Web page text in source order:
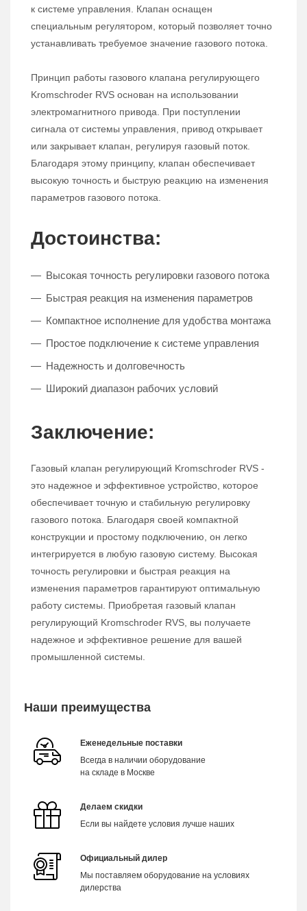
к системе управления. Клапан оснащен
специальным регулятором, который позволяет точно
устанавливать требуемое значение газового потока.
Принцип работы газового клапана регулирующего
Kromschroder RVS основан на использовании
электромагнитного привода. При поступлении
сигнала от системы управления, привод открывает
или закрывает клапан, регулируя газовый поток.
Благодаря этому принципу, клапан обеспечивает
высокую точность и быструю реакцию на изменения
параметров газового потока.
Достоинства:
Высокая точность регулировки газового потока
Быстрая реакция на изменения параметров
Компактное исполнение для удобства монтажа
Простое подключение к системе управления
Надежность и долговечность
Широкий диапазон рабочих условий
Заключение:
Газовый клапан регулирующий Kromschroder RVS -
это надежное и эффективное устройство, которое
обеспечивает точную и стабильную регулировку
газового потока. Благодаря своей компактной
конструкции и простому подключению, он легко
интегрируется в любую газовую систему. Высокая
точность регулировки и быстрая реакция на
изменения параметров гарантируют оптимальную
работу системы. Приобретая газовый клапан
регулирующий Kromschroder RVS, вы получаете
надежное и эффективное решение для вашей
промышленной системы.
Наши преимущества
Еженедельные поставки
Всегда в наличии оборудование
на складе в Москве
Делаем скидки
Если вы найдете условия лучше наших
Официальный дилер
Мы поставляем оборудование на условиях
дилерства